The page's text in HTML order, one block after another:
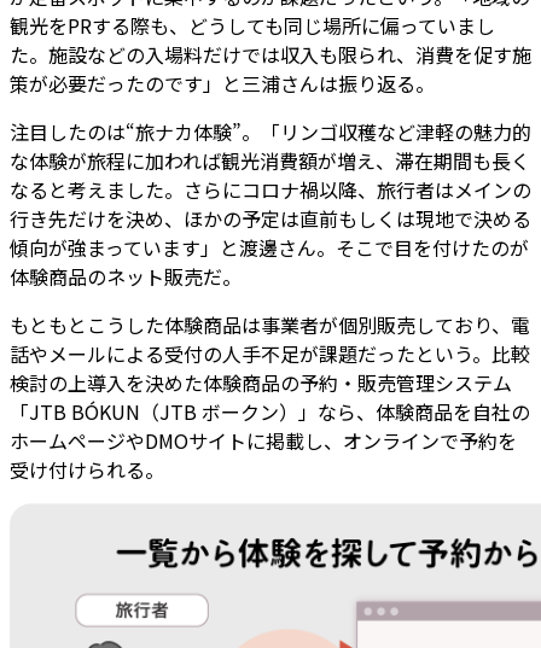
観光をPRする際も、どうしても同じ場所に偏っていまし
た。施設などの入場料だけでは収入も限られ、消費を促す施
策が必要だったのです」と三浦さんは振り返る。
注目したのは“旅ナカ体験”。「リンゴ収穫など津軽の魅力的
な体験が旅程に加われば観光消費額が増え、滞在期間も長く
なると考えました。さらにコロナ禍以降、旅行者はメインの
行き先だけを決め、ほかの予定は直前もしくは現地で決める
傾向が強まっています」と渡邊さん。そこで目を付けたのが
体験商品のネット販売だ。
もともとこうした体験商品は事業者が個別販売しており、電
話やメールによる受付の人手不足が課題だったという。比較
検討の上導入を決めた体験商品の予約・販売管理システム
「JTB BÓKUN（JTB ボークン）」なら、体験商品を自社の
ホームページやDMOサイトに掲載し、オンラインで予約を
受け付けられる。